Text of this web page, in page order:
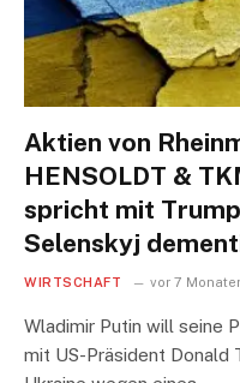
Aktien von
HENSOLDT &
spricht mit
Selenskyj
WIRTSCHAFT vor 7
Wladimir Putin will seine
mit US-Präsident Donald